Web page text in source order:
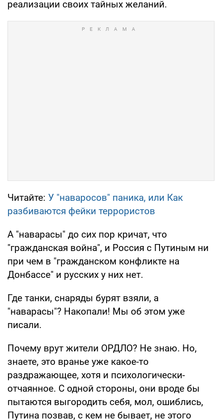
реализации своих тайных желаний.
Читайте: У "наваросов" паника, или Как
разбиваются фейки террористов
А "наварасы" до сих пор кричат, что
"гражданская война", и Россия с Путиным ни
при чем в "гражданском конфликте на
Донбассе" и русских у них нет.
Где танки, снаряды бурят взяли, а
"наварасы"? Накопали! Мы об этом уже
писали.
Почему врут жители ОРДЛО? Не знаю. Но,
знаете, это вранье уже какое-то
раздражающее, хотя и психологически-
отчаянное. С одной стороны, они вроде бы
пытаются выгородить себя, мол, ошиблись,
Путина позвав, с кем не бывает, не этого